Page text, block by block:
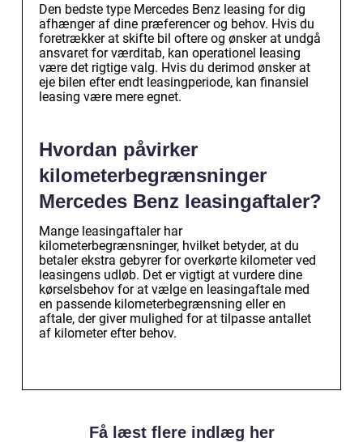
Den bedste type Mercedes Benz leasing for dig
afhænger af dine præferencer og behov. Hvis du
foretrækker at skifte bil oftere og ønsker at undgå
ansvaret for værditab, kan operationel leasing
være det rigtige valg. Hvis du derimod ønsker at
eje bilen efter endt leasingperiode, kan finansiel
leasing være mere egnet.
Hvordan påvirker
kilometerbegrænsninger
Mercedes Benz leasingaftaler?
Mange leasingaftaler har
kilometerbegrænsninger, hvilket betyder, at du
betaler ekstra gebyrer for overkørte kilometer ved
leasingens udløb. Det er vigtigt at vurdere dine
kørselsbehov for at vælge en leasingaftale med
en passende kilometerbegrænsning eller en
aftale, der giver mulighed for at tilpasse antallet
af kilometer efter behov.
Få læst flere indlæg her